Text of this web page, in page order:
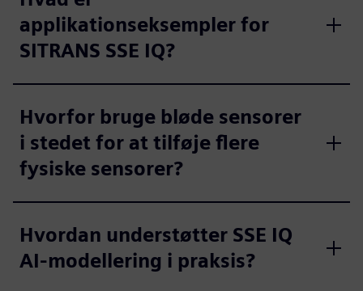
applikationseksempler for
SITRANS SSE IQ?
Hvorfor bruge bløde sensorer
i stedet for at tilføje flere
fysiske sensorer?
Hvordan understøtter SSE IQ
AI-modellering i praksis?